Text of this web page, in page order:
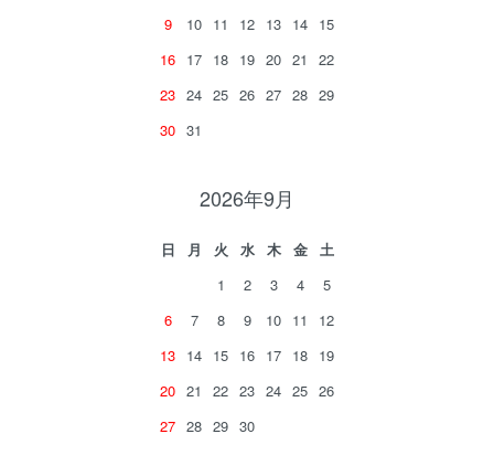
9
10 11 12 13 14 15
16 17 18 19 20 21
22
23 24 25 26 27 28 29
30 31
2026年9月
日 月 火 水 木 金
土
1
2 3 4
5
6
7 8 9 10 11
12
13 14 15 16 17 18 19
20 21 22 23 24 25 26
27 28 29 30